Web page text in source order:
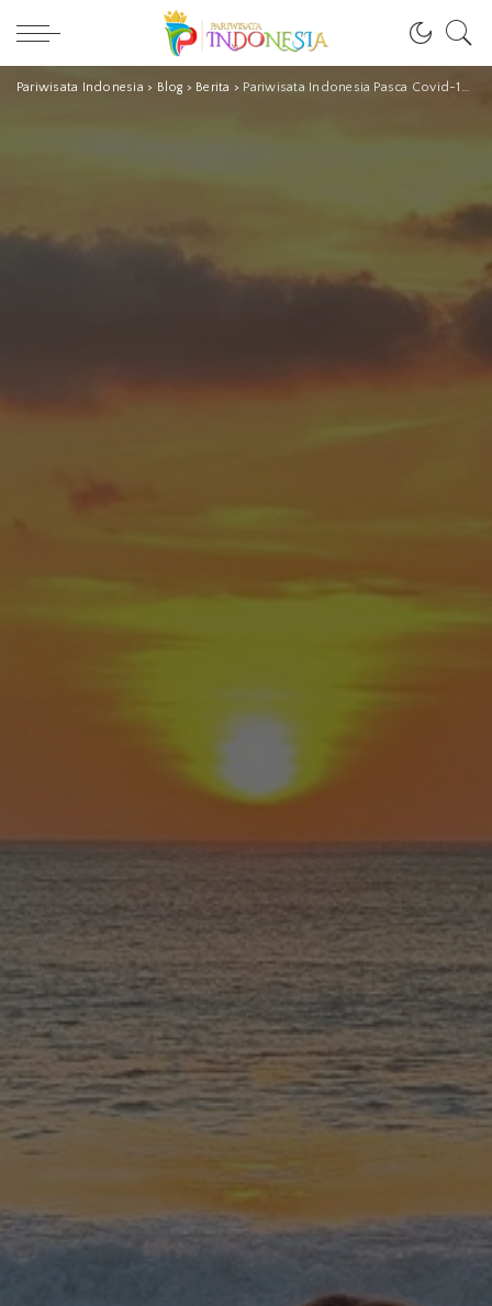
Pariwisata Indonesia > Blog > Berita > Pariwisata Indonesia Pasca Covid-19, Menteri Wishnutama Bilang Begini